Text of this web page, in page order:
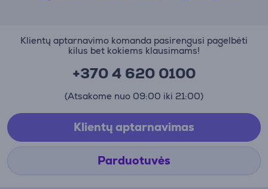
Klientų aptarnavimo komanda pasirengusi pagelbėti
kilus bet kokiems klausimams!
+370 4 620 0100
(Atsakome nuo 09:00 iki 21:00)
Klientų aptarnavimas
Parduotuvės